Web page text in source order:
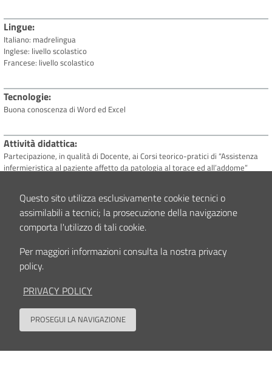
Lingue
Italiano: madrelingua
Inglese: livello scolastico
Francese: livello scolastico
Tecnologie
Buona conoscenza di Word ed Excel
Attività didattica
Partecipazione, in qualità di Docente, ai Corsi teorico-pratici di “Assistenza
infermieristica al paziente affetto da patologia al torace ed all’addome”
Interessi clinici e/o scientifici
Pregressa ventennale attività clinica e scientifica condotte nell’ambito dei
metastasi polmonari e parietali toraciche da sarcomi ossei e dei tessuti molli
Contenuto aggiornato il
Questo sito utilizza esclusivamente cookie tecnici o
assimilabili a tecnici; la prosecuzione della navigazione
comporta l'utilizzo di tali cookie.
Per maggiori informazioni consulta la nostra privacy
policy.
PRIVACY POLICY
PROSEGUI LA NAVIGAZIONE